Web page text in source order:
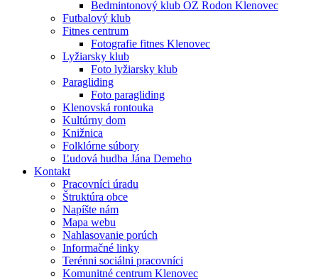
Bedmintonový klub OZ Rodon Klenovec
Futbalový klub
Fitnes centrum
Fotografie fitnes Klenovec
Lyžiarsky klub
Foto lyžiarsky klub
Paragliding
Foto paragliding
Klenovská rontouka
Kultúrny dom
Knižnica
Folklórne súbory
Ľudová hudba Jána Demeho
Kontakt
Pracovníci úradu
Štruktúra obce
Napíšte nám
Mapa webu
Nahlasovanie porúch
Informačné linky
Terénni sociálni pracovníci
Komunitné centrum Klenovec